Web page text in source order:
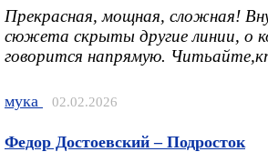
Прекрасная, мощная, сложная!
сюжета скрыты другие линии, о
говорится напрямую.
мука 02.02.2026
Федор Достоевский – Подросток